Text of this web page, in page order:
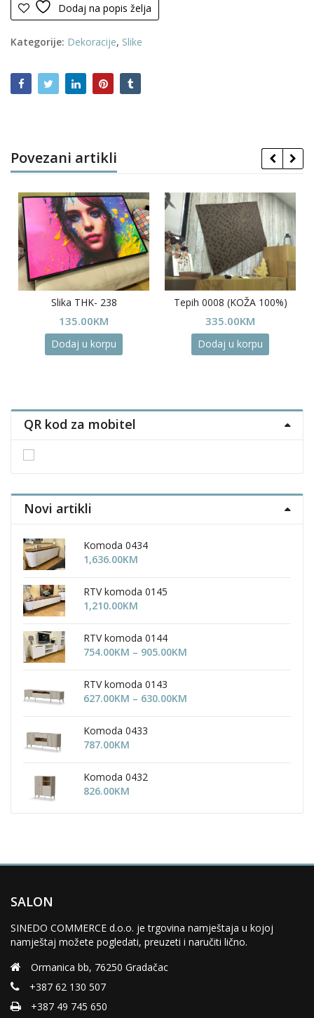
Dodaj na popis želja
Kategorije: Dekoracije, Slike
Povezani artikli
Slika THK- 238
135.00KM
Dodaj u korpu
Tepih 0008 (KOŽA 100%)
335.00KM
Dodaj u korpu
QR kod za mobitel
Novi artikli
Komoda 0434
1,636.00KM
RTV komoda 0145
1,210.00KM
RTV komoda 0144
754.00KM – 905.00KM
RTV komoda 0143
627.00KM – 630.00KM
Komoda 0433
787.00KM
Komoda 0432
826.00KM
SALON
SINEDO COMMERCE d.o.o. je trgovina namještaja u kojoj
namještaj možete pogledati, preuzeti i naručiti lično.
Ormanica bb, 76250 Gradačac
+387 62 130 507
+387 49 745 650